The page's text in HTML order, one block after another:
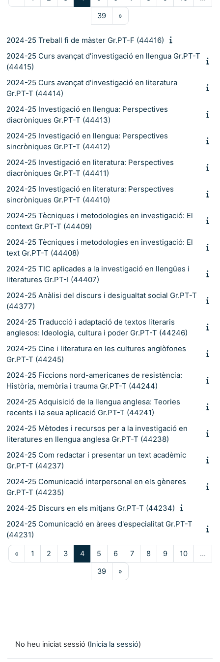
39Pàgina 39
»
2024-25 Treball fi de màster Gr.PT-F (44416)
2024-25 Curs avançat d'investigació en llengua Gr.PT-T
(44415)
2024-25 Curs avançat d'investigació en literatura
Gr.PT-T (44414)
2024-25 Investigació en llengua: Perspectives
diacròniques Gr.PT-T (44413)
2024-25 Investigació en llengua: Perspectives
sincròniques Gr.PT-T (44412)
2024-25 Investigació en literatura: Perspectives
diacròniques Gr.PT-T (44411)
2024-25 Investigació en literatura: Perspectives
sincròniques Gr.PT-T (44410)
2024-25 Tècniques i metodologies en investigació: El
context Gr.PT-T (44409)
2024-25 Tècniques i metodologies en investigació: El
text Gr.PT-T (44408)
2024-25 TIC aplicades a la investigació en llengües i
literatures Gr.PT-I (44407)
2024-25 Anàlisi del discurs i desigualtat social Gr.PT-T
(44377)
2024-25 Traducció i adaptació de textos literaris
anglesos: Ideologia, cultura i poder Gr.PT-T (44246)
2024-25 Cine i literatura en les cultures anglòfones
Gr.PT-T (44245)
2024-25 Ficcions nord-americanes de resistència:
Història, memòria i trauma Gr.PT-T (44244)
2024-25 Adquisició de la llengua anglesa: Teories
recents i la seua aplicació Gr.PT-T (44241)
2024-25 Mètodes i recursos per a la investigació en
literatures en llengua anglesa Gr.PT-T (44238)
2024-25 Com redactar i presentar un text acadèmic
Gr.PT-T (44237)
2024-25 Comunicació interpersonal en els gèneres
Gr.PT-T (44235)
2024-25 Discurs en els mitjans Gr.PT-T (44234)
2024-25 Comunicació en àrees d'especialitat Gr.PT-T
(44231)
«Pàgina anterior
1 Pàgina 1
2Pàgina 2
3Pàgina 3
4Pàgina 4
5Pàgina 5
6Pàgina 6
7Pàgina 7
8Pàgina 8
9Pàgina 9
10Pàgina 10
…
39Pàgina 39
»
No heu iniciat sessió (Inicia la sessió)